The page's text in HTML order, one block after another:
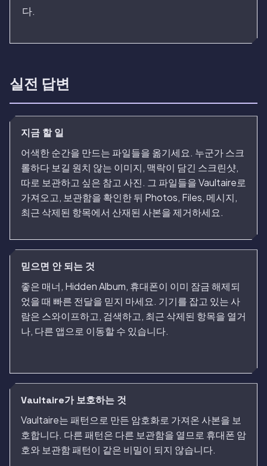
다.
실전 답변
지금 할 일
어색한 순간을 만드는 파일들을 옮기세요. 누군가 스크
롤하다 보길 원치 않는 이미지, 맥락이 담긴 스크린샷,
따로 보관하고 싶은 참고 사진. 그 파일들을 Vaultaire로
가져오고, 보관함을 확인한 뒤 Photos, Files, 메시지,
최근 삭제된 항목에서 산재된 사본을 제거하세요.
믿으면 안 되는 것
좋은 매너, Hidden Album, 휴대폰이 이미 잠금 해제되
었을 때 빠른 전달을 믿지 마세요. 기기를 잡고 있는 사
람은 스와이프하고, 검색하고, 최근 삭제된 항목을 열거
나, 다른 앱으로 이동할 수 있습니다.
Vaultaire가 보호하는 것
Vaultaire는 패턴으로 만든 암호화로 가져온 사본을 보
호합니다. 다른 패턴은 다른 보관함을 열므로 휴대폰 암
호와 보관함 패턴이 같은 비밀이 되지 않습니다.